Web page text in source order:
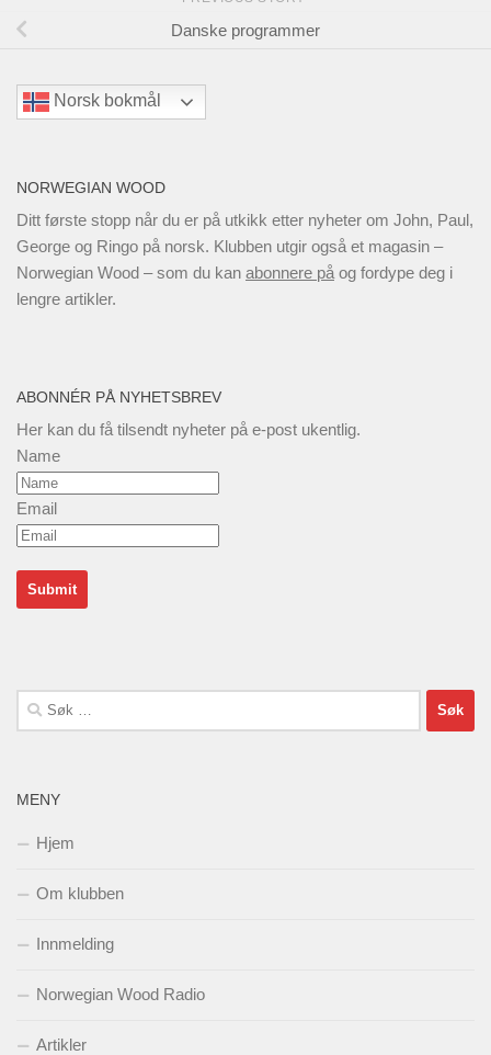
Danske programmer
Norsk bokmål
NORWEGIAN WOOD
Ditt første stopp når du er på utkikk etter nyheter om John, Paul,
George og Ringo på norsk. Klubben utgir også et magasin –
Norwegian Wood – som du kan abonnere på og fordype deg i
lengre artikler.
ABONNÉR PÅ NYHETSBREV
Her kan du få tilsendt nyheter på e-post ukentlig.
Name
Email
Søk
etter:
MENY
Hjem
Om klubben
Innmelding
Norwegian Wood Radio
Artikler